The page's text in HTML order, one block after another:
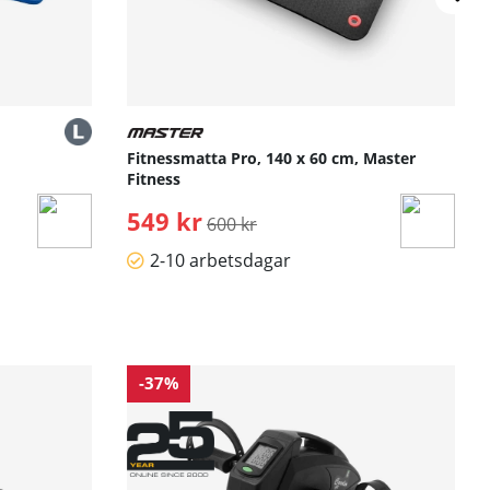
Fitnessmatta Pro, 140 x 60 cm, Master
Fitness
549 kr Ordinarie pris:
600 kr
2-10 arbetsdagar
-37%